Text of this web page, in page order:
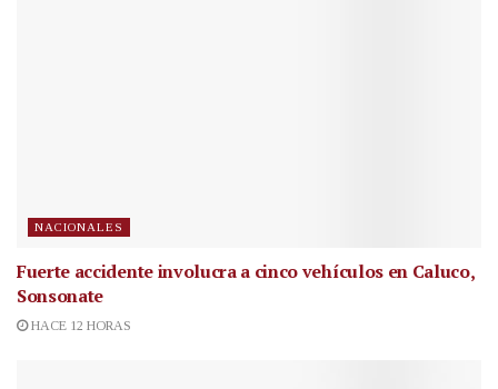
NACIONALES
Fuerte accidente involucra a cinco vehículos en Caluco,
Sonsonate
HACE 12 HORAS